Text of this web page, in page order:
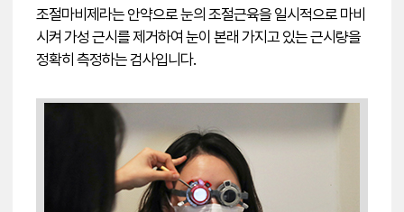
조절마비제라는 안약으로 눈의 조절근육을 일시적으로 마비
시켜 가성 근시를 제거하여 눈이 본래 가지고 있는 근시량을
정확히 측정하는 검사입니다.